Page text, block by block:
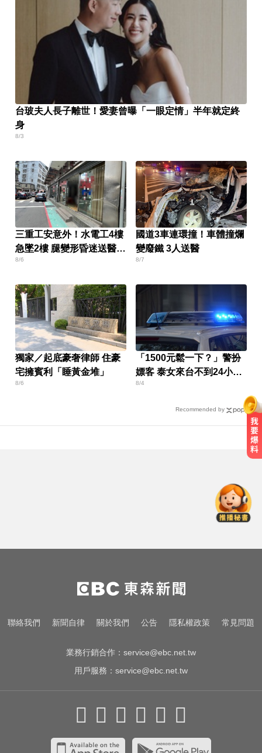
台玻夫人長子離世！愛妻曾曝「一眼定情」半年就定終
身
8/3
三重工安意外！水電工4樓
急墜2樓 腿變形昏迷送醫搶
救
8/6
國道3車連環撞！車體撞爛
變廢鐵 3人送醫
8/7
獨家／起底豪奢律師 住豪
宅擁賓利「睡黃金堆」
8/6
「1500元鬆一下？」警扮
嫖客 泰女來台不到24小時
就被逮
8/4
Recommended by
說重話：考慮收回股務自辦
王凱過世還回棚內拍戲？製作人靈
堂喊：你殺青了
MLB／李灝宇替補2打數未敲安！拚
聯絡我們 新聞自律 關於我們 公告 隱私權政策 常見問題
業務行銷合作： service@ebc.net.tw
用戶服務： service@ebc.net.tw